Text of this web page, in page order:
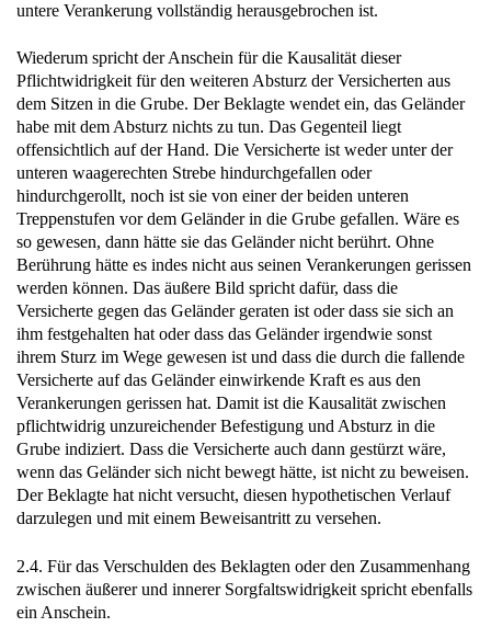
untere Verankerung vollständig herausgebrochen ist.
Wiederum spricht der Anschein für die Kausalität dieser
Pflichtwidrigkeit für den weiteren Absturz der Versicherten aus
dem Sitzen in die Grube. Der Beklagte wendet ein, das Geländer
habe mit dem Absturz nichts zu tun. Das Gegenteil liegt
offensichtlich auf der Hand. Die Versicherte ist weder unter der
unteren waagerechten Strebe hindurchgefallen oder
hindurchgerollt, noch ist sie von einer der beiden unteren
Treppenstufen vor dem Geländer in die Grube gefallen. Wäre es
so gewesen, dann hätte sie das Geländer nicht berührt. Ohne
Berührung hätte es indes nicht aus seinen Verankerungen gerissen
werden können. Das äußere Bild spricht dafür, dass die
Versicherte gegen das Geländer geraten ist oder dass sie sich an
ihm festgehalten hat oder dass das Geländer irgendwie sonst
ihrem Sturz im Wege gewesen ist und dass die durch die fallende
Versicherte auf das Geländer einwirkende Kraft es aus den
Verankerungen gerissen hat. Damit ist die Kausalität zwischen
pflichtwidrig unzureichender Befestigung und Absturz in die
Grube indiziert. Dass die Versicherte auch dann gestürzt wäre,
wenn das Geländer sich nicht bewegt hätte, ist nicht zu beweisen.
Der Beklagte hat nicht versucht, diesen hypothetischen Verlauf
darzulegen und mit einem Beweisantritt zu versehen.
2.4. Für das Verschulden des Beklagten oder den Zusammenhang
zwischen äußerer und innerer Sorgfaltswidrigkeit spricht ebenfalls
ein Anschein.